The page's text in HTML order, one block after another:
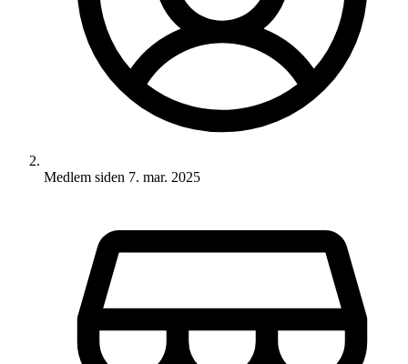
Medlem siden 7. mar. 2025